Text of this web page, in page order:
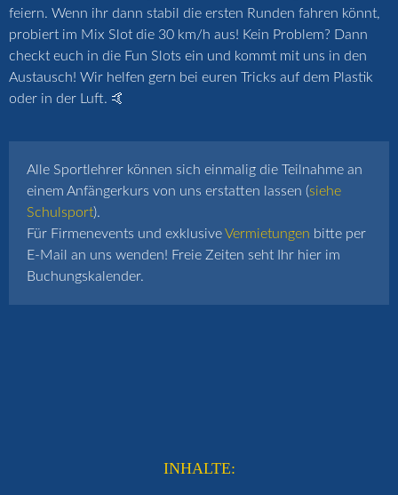
feiern. Wenn ihr dann stabil die ersten Runden fahren könnt,
probiert im Mix Slot die 30 km/h aus! Kein Problem? Dann
checkt euch in die Fun Slots ein und kommt mit uns in den
Austausch! Wir helfen gern bei euren Tricks auf dem Plastik
oder in der Luft. 🤙
Alle Sportlehrer können sich einmalig die Teilnahme an
einem Anfängerkurs von uns erstatten lassen (siehe
Schulsport).
Für Firmenevents und exklusiveVermietungen bitte per
E-Mail an uns wenden! Freie Zeiten seht Ihr hier im
Buchungskalender.
INHALTE: